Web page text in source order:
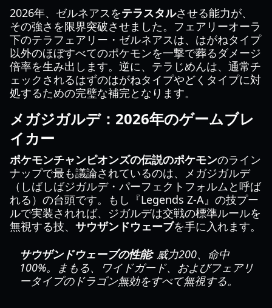
2026年、ゼルネアスをテラスタルさせる能力が、
その強さを限界突破させました。フェアリーオーラ
下のテラフェアリー・ゼルネアスは、はがねタイプ
以外のほぼすべてのポケモンを一撃で葬るダメージ
倍率を生み出します。逆に、テラじめんは、通常チ
ェックされるはずのはがねタイプやどくタイプに対
処するための完璧な補完となります。
メガジガルデ：2026年のゲームブレ
イカー
ポケモンチャンピオンズの伝説のポケモンのライン
ナップで最も議論されているのは、メガジガルデ
（しばしばジガルデ・パーフェクトフォルムと呼ば
れる）の台頭です。もし『Legends Z-A』の技プー
ルで実装されれば、ジガルデは交戦の標準ルールを
無視する技、 サウザンドウェーブを手に入れます。
サウザンドウェーブの性能: 威力200、命中
100%。まもる、ワイドガード、およびフェアリ
ータイプのドラゴン無効をすべて無視する。